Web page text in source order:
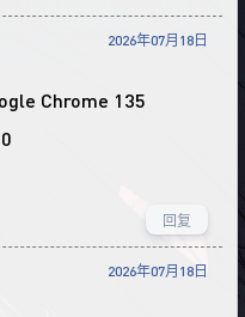
2026年07月18日
Chrome 135
回复
2026年07月18日